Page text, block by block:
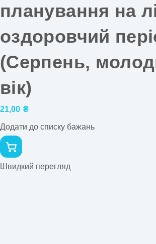
планування на
оздоровчий
(Серпень,
вік)
21,00 ₴
Додати до списку бажань
Швидкий перегляд